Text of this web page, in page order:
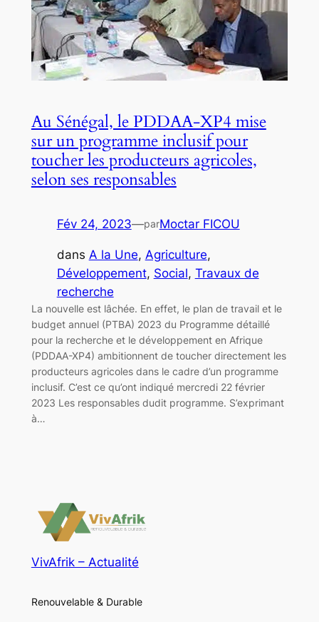
Au Sénégal, le PDDAA-XP4 mise
sur un programme inclusif pour
toucher les producteurs agricoles,
selon ses responsables
Fév 24, 2023—parMoctar FICOU
dans A la Une, Agriculture
Développement, Social, Travaux de
recherche
La nouvelle est lâchée. En effet, le plan de travail et le
budget annuel (PTBA) 2023 du Programme détaillé
pour la recherche et le développement en Afrique
(PDDAA-XP4) ambitionnent de toucher directement les
producteurs agricoles dans le cadre d’un programme
inclusif. C’est ce qu’ont indiqué mercredi 22 février
2023 Les responsables dudit programme. S’exprimant
à…
VivAfrik – Actualité
Renouvelable & Durable